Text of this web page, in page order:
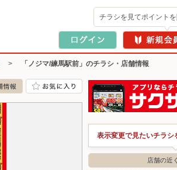
チラシを見てポイントを
> 「ノジマ/練馬駅前」のチラシ・店舗情報
表示変更で見たいチラシ
店舗の近